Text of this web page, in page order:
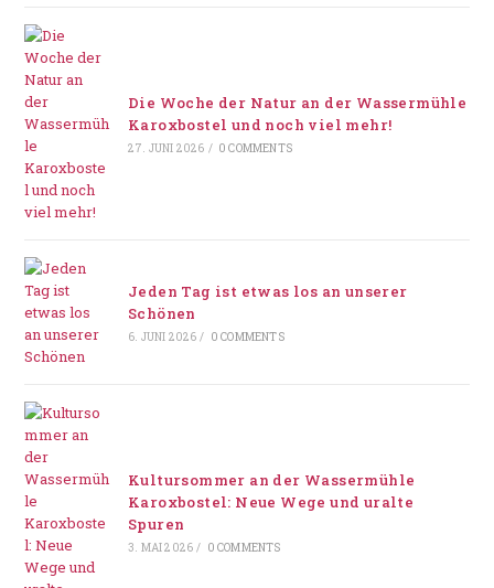
Die Woche der Natur an der Wassermühle
Karoxbostel und noch viel mehr!
27. JUNI 2026 / 0 COMMENTS
Jeden Tag ist etwas los an unserer
Schönen
6. JUNI 2026 / 0 COMMENTS
Kultursommer an der Wassermühle
Karoxbostel: Neue Wege und uralte
Spuren
3. MAI 2026 / 0 COMMENTS